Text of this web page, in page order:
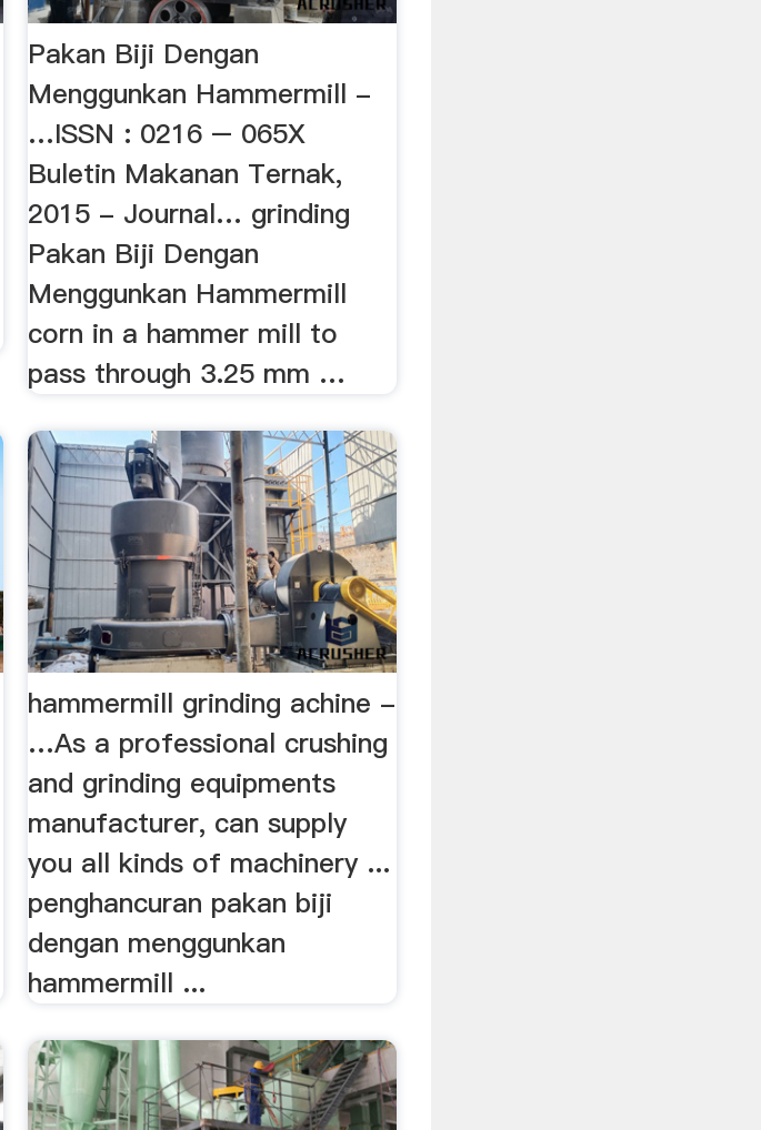
Pakan Biji Dengan
Menggunkan Hammermill -
…ISSN : 0216 – 065X
Buletin Makanan Ternak,
2015 - Journal… grinding
Pakan Biji Dengan
Menggunkan Hammermill
corn in a hammer mill to
pass through 3.25 mm …
hammermill grinding achine -
…As a professional crushing
and grinding equipments
manufacturer, can supply
you all kinds of machinery ...
penghancuran pakan biji
dengan menggunkan
hammermill ...